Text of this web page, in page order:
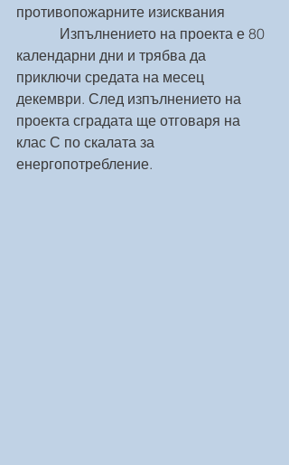
противопожарните изисквания
календарни дни и трябва да
приключи средата на месец
декември. След изпълнението на
проекта сградата ще отговаря на
клас С по скалата за
енергопотребление.